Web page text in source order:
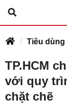
Tiêu dùng
TP.HCM
với quy
chặt chẽ